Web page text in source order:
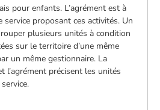
pour enfants. L’agrément est à
service proposant ces activités. Un
plusieurs unités à condition
sur le territoire d’une même
un même gestionnaire. La
l’agrément précisent les unités